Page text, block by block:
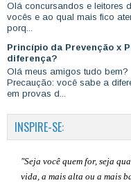
Olá concursandos e leitores
vocês e ao qual mais fico
porq...
Princípio da Prevenção x
diferença?
Olá meus amigos tudo
Precaução: você sabe a
em provas d...
INSPIRE-SE:
"Seja você quem for, seja
vida, a mais alta ou a mais